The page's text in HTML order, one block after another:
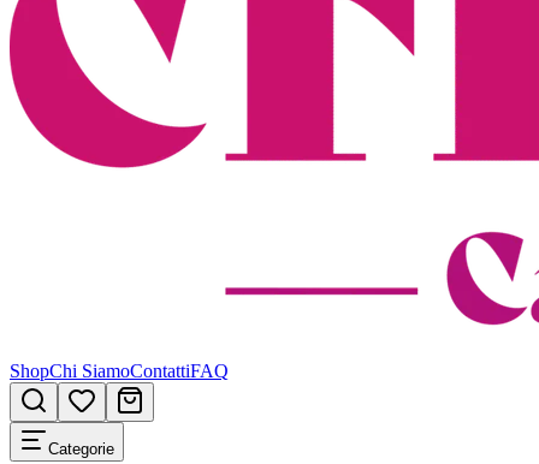
ShopChi SiamoContattiFAQ
Categorie